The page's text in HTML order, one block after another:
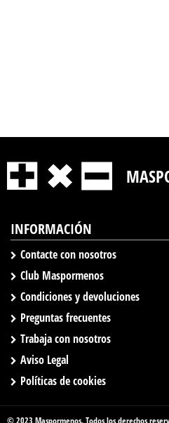
INFORMACIÓN
Contacte con nosotros
Club Maspormenos
Condiciones y devoluciones
Preguntas frecuentes
Trabaja con nosotros
Aviso Legal
Políticas de cookies
© 2023 Maspormenos. Todos los derechos